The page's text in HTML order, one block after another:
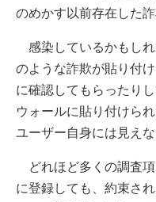
のめかす以前存在した
感染しているかもしれ
のような詐欺が貼り付
に確認してもらったり
ウォールに貼り付けら
ユーザー自身には見え
どれほど多くの調査
に登録しても、約束さ